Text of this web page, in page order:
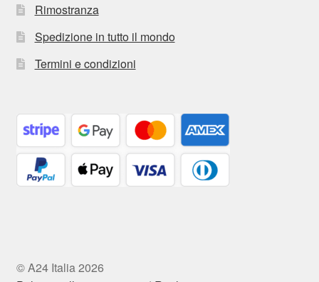
Rimostranza
Spedizione in tutto il mondo
Termini e condizioni
© A24 Italia 2026